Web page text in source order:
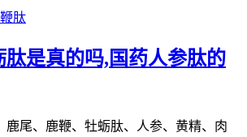
肽
肽是真的吗,国药人参肽的
鹿尾、鹿鞭、牡蛎肽、人参、黄精、肉